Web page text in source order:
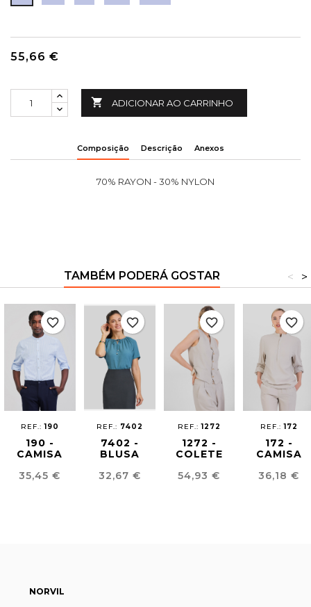
55,66 €
 ADICIONAR AO CARRINHO
Composição Descrição Anexos
70% RAYON - 30% NYLON
TAMBÉM PODERÁ GOSTAR >
<
REF.:190
190 -
CAMISA
MIL RAIAS
Preço
35,45 €
favorite_border
REF.: 7402
7402 -
BLUSA
COM NÓ
Preço
32,67 €
favorite_border
REF.:1272
1272 -
COLETE
EFEITO
Preço
54,93 €
favorite_border
REF.:172
172 -
CAMISA
LINHO
Preço
36,18 €
favorite_border
NORVIL